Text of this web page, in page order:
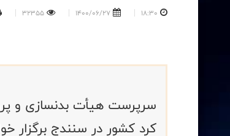
18:30
1400/06/27
32355
سرپرست هیأت بدنسازی و
کرد کشور در سنندج برگزار